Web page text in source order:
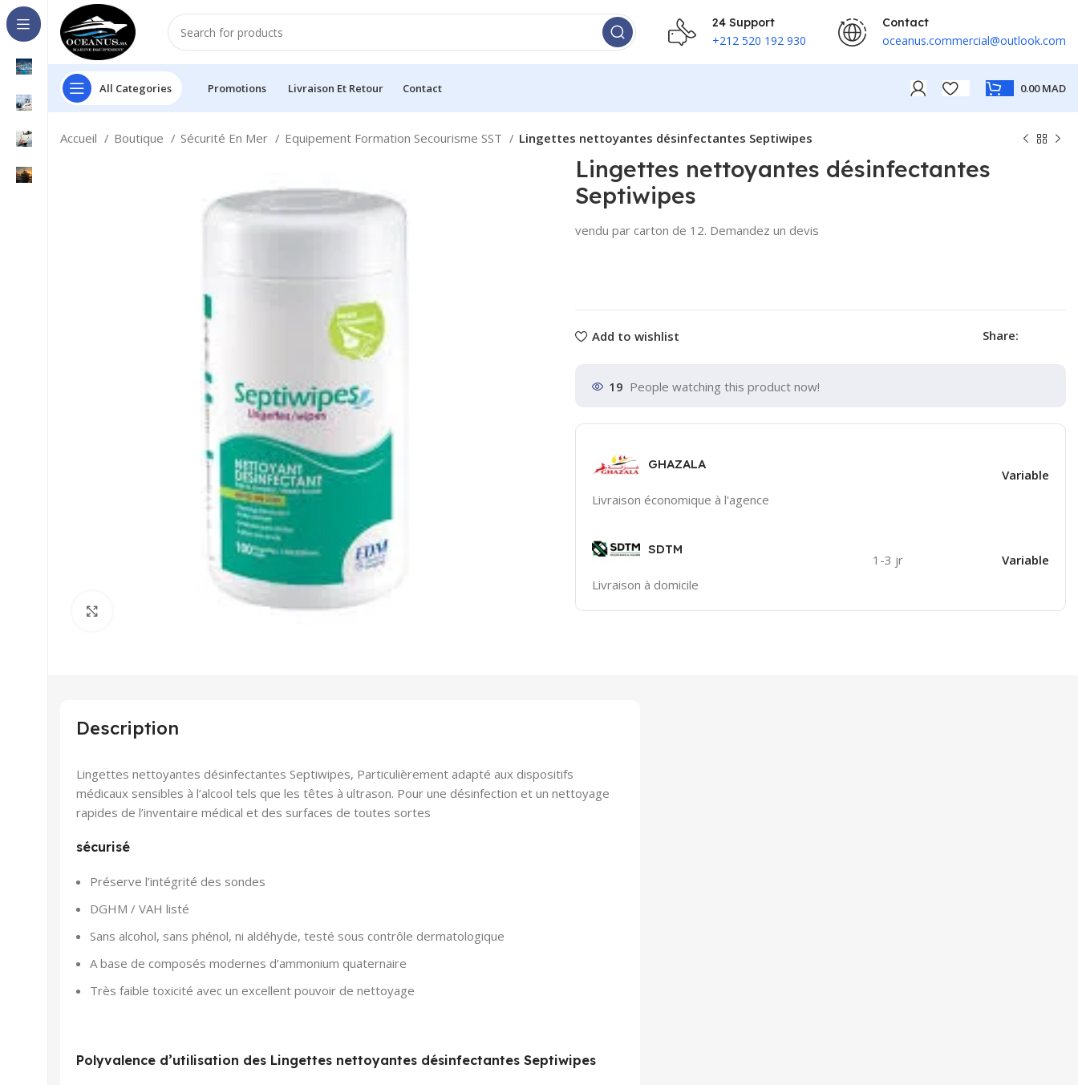
24 Support
+212 520 192 930
Contact
oceanus.commercial@outlook.com
All Categories Promotions Livraison Et Retour Contact 0.00MAD
Accueil Boutique Sécurité En Mer Equipement Formation Secourisme SST Lingettes nettoyantes désinfectantes Septiwipes
Lingettes nettoyantes désinfectantes
Septiwipes
vendu par carton de 12. Demandez un devis
Add to wishlist Share:
19 People watching this product now!
GHAZALA
Livraison économique à l'agence
Variable
SDTM
Livraison à domicile
1-3 jr Variable
Description
Lingettes nettoyantes désinfectantes Septiwipes, Particulièrement adapté aux dispositifs
médicaux sensibles à l’alcool tels que les têtes à ultrason. Pour une désinfection et un nettoyage
rapides de l’inventaire médical et des surfaces de toutes sortes
sécurisé
Préserve l’intégrité des sondes
DGHM / VAH listé
Sans alcohol, sans phénol, ni aldéhyde, testé sous contrôle dermatologique
A base de composés modernes d’ammonium quaternaire
Très faible toxicité avec un excellent pouvoir de nettoyage
Polyvalence d’utilisation des Lingettes nettoyantes désinfectantes Septiwipes